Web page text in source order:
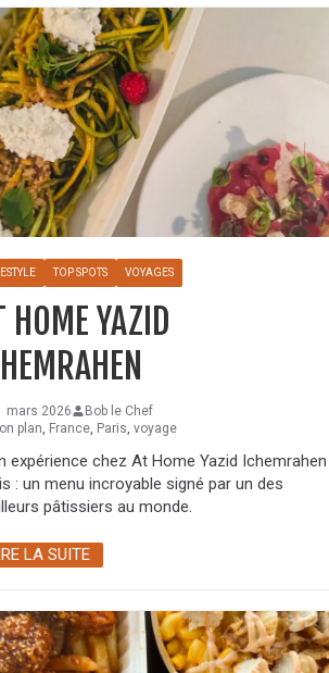
TOP SPOTS VOYAGES
HOME YAZID
mars 2026
Bob le Chef
plan France Paris voyage
expérience chez At Home Yazid
: un menu incroyable signé par un des
pâtissiers au monde.
LA SUITE